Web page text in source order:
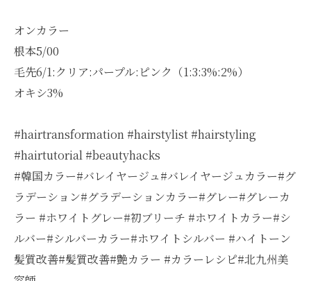
オンカラー
根本5/00
毛先6/1:クリア:パープル:ピンク（1:3:3%:2%）
オキシ3%
#hairtransformation #hairstylist #hairstyling
#hairtutorial #beautyhacks
#韓国カラー#バレイヤージュ#バレイヤージュカラー#グ
ラデーション#グラデーションカラー#グレー#グレーカ
ラー #ホワイトグレー#初ブリーチ #ホワイトカラー#シ
ルバー#シルバーカラー#ホワイトシルバー #ハイトーン
髪質改善#髪質改善#艶カラー #カラーレシピ#北九州美